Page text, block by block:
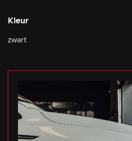
Kleur
zwart